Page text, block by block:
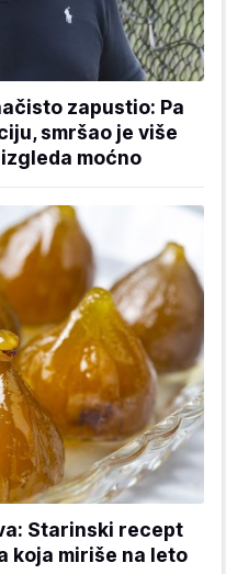
zapustio: Pa
smršao je više
moćno
Starinski recept
koja miriše na leto